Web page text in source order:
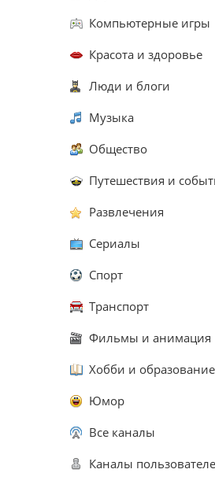
Компьютерные игры
Красота и здоровье
Люди и блоги
Музыка
Общество
Путешествия и
Развлечения
Сериалы
Спорт
Транспорт
Фильмы и анимация
Хобби и образование
Юмор
Все каналы
Каналы